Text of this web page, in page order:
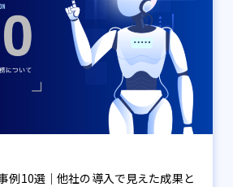
例10選｜他社の導入で見えた成果と